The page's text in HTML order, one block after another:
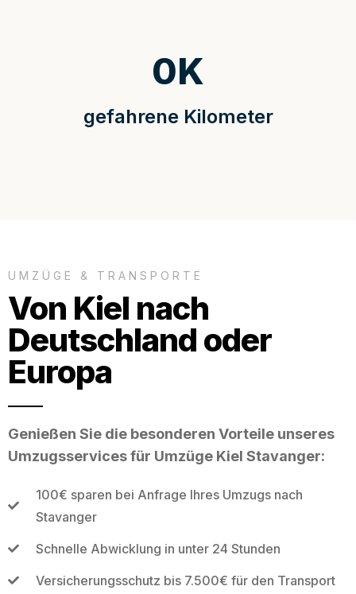
gefahrene Kilometer
0K
UMZÜGE & TRANSPORTE
Von Kiel nach
Deutschland oder
Europa
Genießen Sie die besonderen Vorteile unseres
Umzugsservices für Umzüge Kiel Stavanger:
100€ sparen bei Anfrage Ihres Umzugs nach
Stavanger
Schnelle Abwicklung in unter 24 Stunden
Versicherungsschutz bis 7.500€ für den Transport